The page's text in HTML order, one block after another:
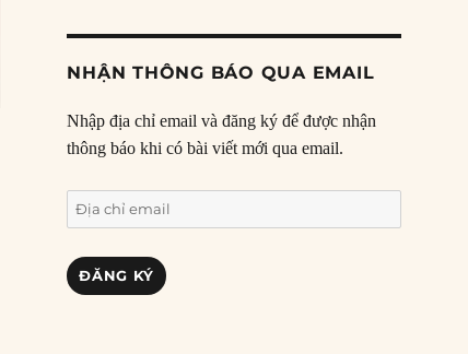
NHẬN THÔNG BÁO QUA EMAIL
Nhập địa chỉ email và đăng ký để được nhận
thông báo khi có bài viết mới qua email.
Địa
chỉ
email
ĐĂNG KÝ